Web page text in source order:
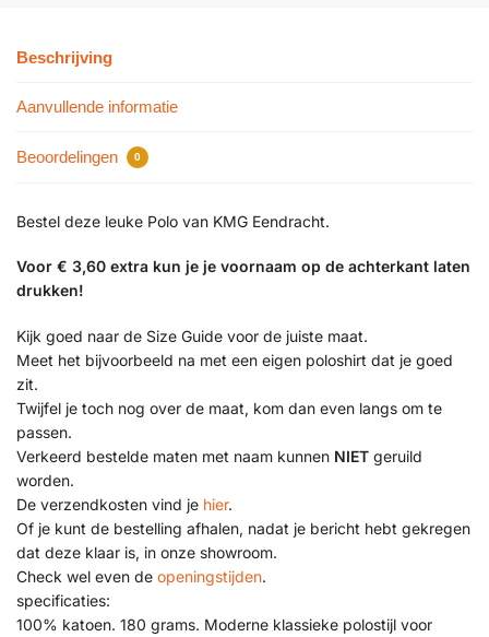
Beschrijving
Aanvullende informatie
Beoordelingen 0
Bestel deze leuke Polo van KMG Eendracht.
Voor € 3,60 extra kun je je voornaam op de achterkant laten
drukken!
Kijk goed naar de Size Guide voor de juiste maat.
Meet het bijvoorbeeld na met een eigen poloshirt dat je goed
zit.
Twijfel je toch nog over de maat, kom dan even langs om te
passen.
Verkeerd bestelde maten met naam kunnen NIET geruild
worden.
De verzendkosten vind je hier.
Of je kunt de bestelling afhalen, nadat je bericht hebt gekregen
dat deze klaar is, in onze showroom.
Check wel even de openingstijden.
specificaties:
100% katoen. 180 grams. Moderne klassieke polostijl voor